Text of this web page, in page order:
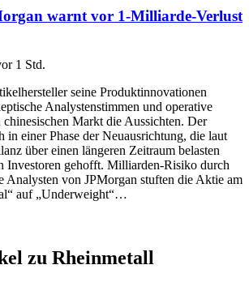
warnt vor 1-Milliarde-Verlust
1 Std.
seine Produktinnovationen
Analystenstimmen und operative
Markt die Aussichten. Der
in einer Phase der Neuausrichtung, die laut
über einen längeren Zeitraum belasten
Investoren gehofft. Milliarden-Risiko durch
Analysten von JPMorgan stuften die Aktie am
auf „Underweight“…
zu Rheinmetall